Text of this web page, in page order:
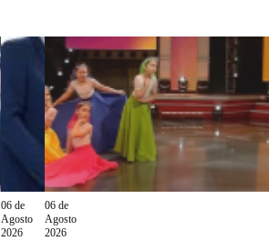
06 de
Agosto
2026
06 de
Agosto
2026